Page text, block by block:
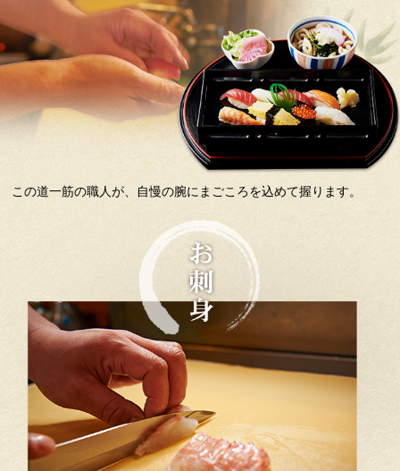
この道一筋の職人が、自慢の腕にまごころを込めて握ります。